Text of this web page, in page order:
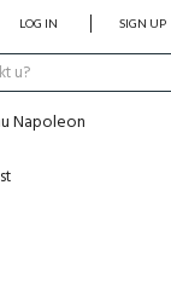
LOG IN SIGN UP
Napoleon